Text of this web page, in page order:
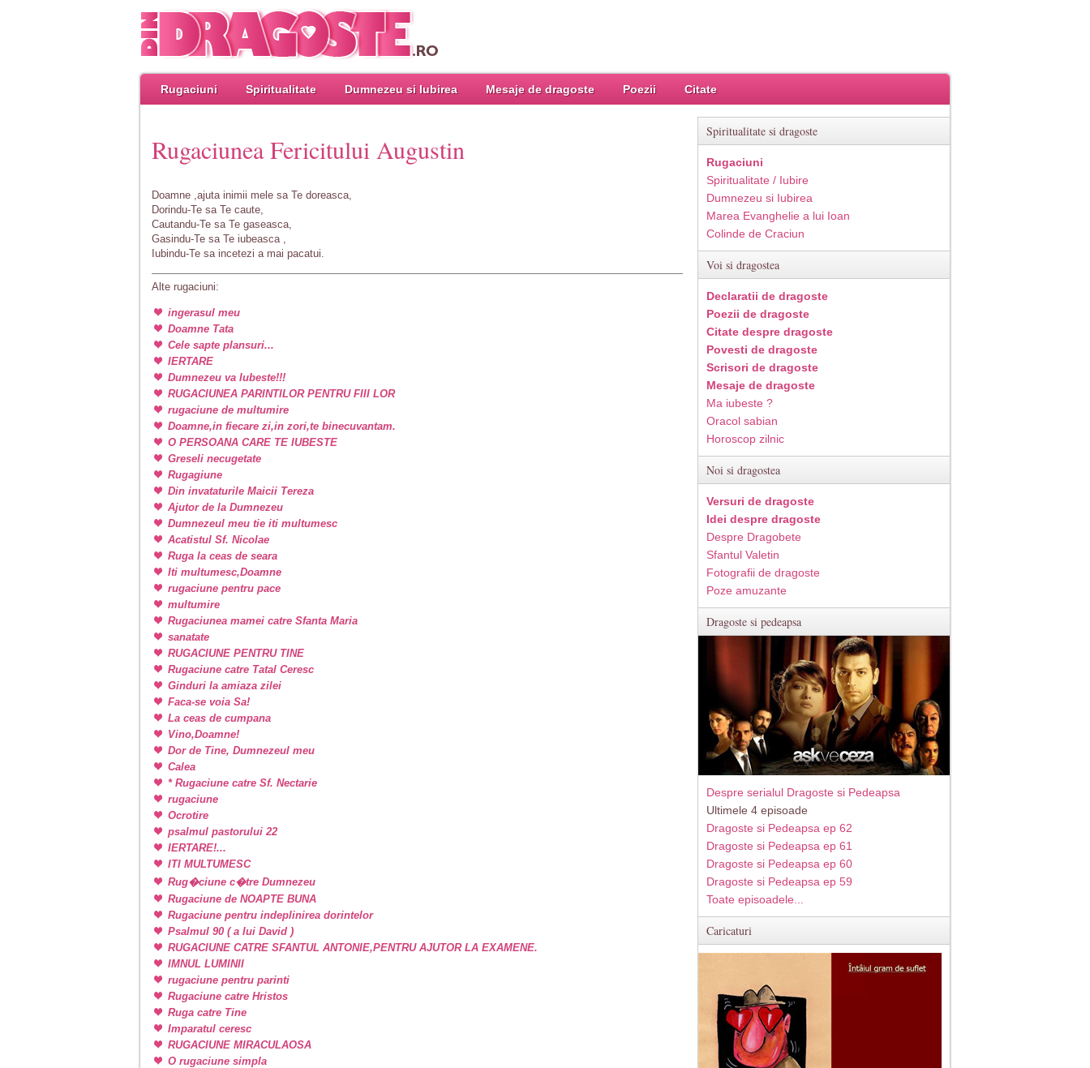
Rugaciuni Spiritualitate Dumnezeu si Iubirea Mesaje de dragoste Poezii Citate
Rugaciunea Fericitului Augustin
Doamne ,ajuta inimii mele sa Te doreasca,
Dorindu-Te sa Te caute,
Cautandu-Te sa Te gaseasca,
Gasindu-Te sa Te iubeasca ,
Iubindu-Te sa incetezi a mai pacatui.
Alte rugaciuni:
ingerasul meu
Doamne Tata
Cele sapte plansuri...
IERTARE
Dumnezeu va Iubeste!!!
RUGACIUNEA PARINTILOR PENTRU FIII LOR
rugaciune de multumire
Doamne,in fiecare zi,in zori,te binecuvantam.
O PERSOANA CARE TE IUBESTE
Greseli necugetate
Rugagiune
Din invataturile Maicii Tereza
Ajutor de la Dumnezeu
Dumnezeul meu tie iti multumesc
Acatistul Sf. Nicolae
Ruga la ceas de seara
Iti multumesc,Doamne
rugaciune pentru pace
multumire
Rugaciunea mamei catre Sfanta Maria
sanatate
RUGACIUNE PENTRU TINE
Rugaciune catre Tatal Ceresc
Ginduri la amiaza zilei
Faca-se voia Sa!
La ceas de cumpana
Vino,Doamne!
Dor de Tine, Dumnezeul meu
Calea
* Rugaciune catre Sf. Nectarie
rugaciune
Ocrotire
psalmul pastorului 22
IERTARE!...
ITI MULTUMESC
Rug�ciune c�tre Dumnezeu
Rugaciune de NOAPTE BUNA
Rugaciune pentru indeplinirea dorintelor
Psalmul 90 ( a lui David )
RUGACIUNE CATRE SFANTUL ANTONIE,PENTRU AJUTOR LA EXAMENE.
IMNUL LUMINII
rugaciune pentru parinti
Rugaciune catre Hristos
Ruga catre Tine
Imparatul ceresc
RUGACIUNE MIRACULAOSA
O rugaciune simpla
Spiritualitate si dragoste
Rugaciuni
Spiritualitate / Iubire
Dumnezeu si Iubirea
Marea Evanghelie a lui Ioan
Colinde de Craciun
Voi si dragostea
Declaratii de dragoste
Poezii de dragoste
Citate despre dragoste
Povesti de dragoste
Scrisori de dragoste
Mesaje de dragoste
Ma iubeste ?
Oracol sabian
Horoscop zilnic
Noi si dragostea
Versuri de dragoste
Idei despre dragoste
Despre Dragobete
Sfantul Valetin
Fotografii de dragoste
Poze amuzante
Dragoste si pedeapsa
Despre serialul Dragoste si Pedeapsa
Ultimele 4 episoade
Dragoste si Pedeapsa ep 62
Dragoste si Pedeapsa ep 61
Dragoste si Pedeapsa ep 60
Dragoste si Pedeapsa ep 59
Toate episoadele...
Caricaturi